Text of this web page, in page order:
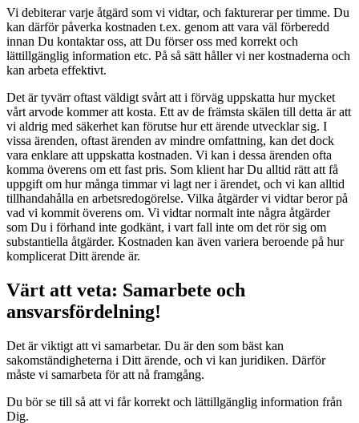
Vi debiterar varje åtgärd som vi vidtar, och fakturerar per timme. Du
kan därför påverka kostnaden t.ex. genom att vara väl förberedd
innan Du kontaktar oss, att Du förser oss med korrekt och
lättillgänglig information etc. På så sätt håller vi ner kostnaderna och
kan arbeta effektivt.
Det är tyvärr oftast väldigt svårt att i förväg uppskatta hur mycket
vårt arvode kommer att kosta. Ett av de främsta skälen till detta är att
vi aldrig med säkerhet kan förutse hur ett ärende utvecklar sig. I
vissa ärenden, oftast ärenden av mindre omfattning, kan det dock
vara enklare att uppskatta kostnaden. Vi kan i dessa ärenden ofta
komma överens om ett fast pris. Som klient har Du alltid rätt att få
uppgift om hur många timmar vi lagt ner i ärendet, och vi kan alltid
tillhandahålla en arbetsredogörelse. Vilka åtgärder vi vidtar beror på
vad vi kommit överens om. Vi vidtar normalt inte några åtgärder
som Du i förhand inte godkänt, i vart fall inte om det rör sig om
substantiella åtgärder. Kostnaden kan även variera beroende på hur
komplicerat Ditt ärende är.
Värt att veta: Samarbete och
ansvarsfördelning!
Det är viktigt att vi samarbetar. Du är den som bäst kan
sakomständigheterna i Ditt ärende, och vi kan juridiken. Därför
måste vi samarbeta för att nå framgång.
Du bör se till så att vi får korrekt och lättillgänglig information från
Dig.